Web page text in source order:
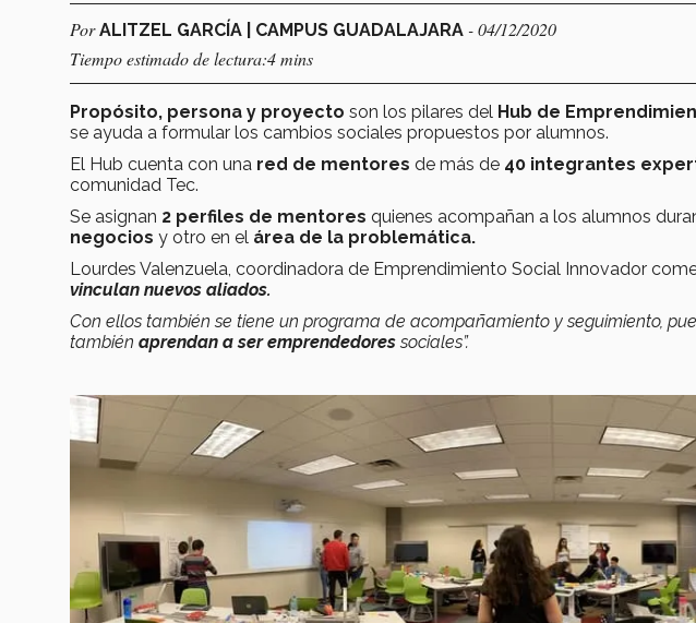
PorALITZEL GARCÍA | CAMPUS GUADALAJARA - 04/12/2020
Tiempo estimado de lectura:4 mins
Propósito, persona y proyecto son los pilares del Hub de
se ayuda a formular los cambios sociales propuestos por alumnos.
El Hub cuenta con una red de mentores de más de 40 integrantes
comunidad Tec.
Se asignan 2 perfiles de mentores quienes acompañan a los alumnos
negocios y otro en el área de la problemática.
Lourdes Valenzuela, coordinadora de Emprendimiento Social Innovador
vinculan nuevos aliados.
Con ellos también se tiene un programa de acompañamiento y seguimiento,
también aprendan a ser emprendedoressociales”.